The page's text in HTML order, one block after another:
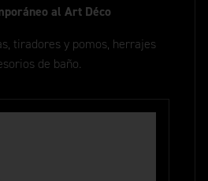
al Art Déco
tiradores y pomos, herrajes
de baño.